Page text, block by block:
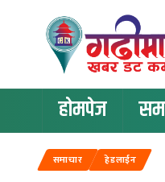
होमपेज
समाचार हेडलाईन